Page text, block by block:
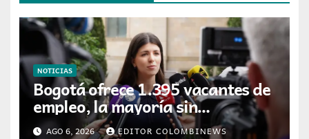
NOTICIAS
Bogotá ofrece 1.395 vacantes de
empleo, la mayoría sin
experiencia requerida
AGO 6, 2026 EDITOR COLOMBINEWS